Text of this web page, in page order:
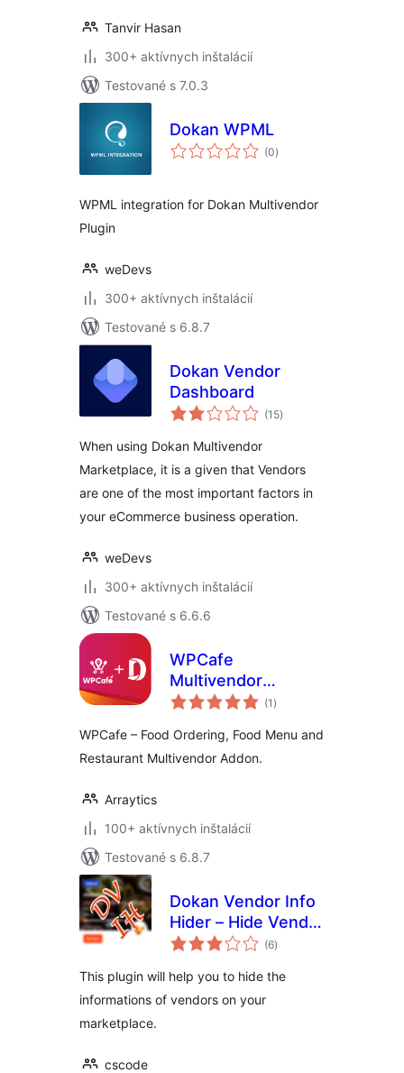
Tanvir Hasan
300+ aktívnych inštalácií
Testované s 7.0.3
Dokan WPML
(0celkové
hodnotenie
)
WPML integration for Dokan Multivendor
Plugin
weDevs
300+ aktívnych inštalácií
Testované s 6.8.7
Dokan Vendor
Dashboard
(15celkové
hodnotenie
)
When using Dokan Multivendor
Marketplace, it is a given that Vendors
are one of the most important factors in
your eCommerce business operation.
weDevs
300+ aktívnych inštalácií
Testované s 6.6.6
WPCafe
Multivendor
Restaurant Addon
(1 celkové
hodnotenie
)
WPCafe – Food Ordering, Food Menu and
Restaurant Multivendor Addon.
Arraytics
100+ aktívnych inštalácií
Testované s 6.8.7
Dokan Vendor Info
Hider – Hide Vendor
info from Store-list
(6celkové
hodnotenie
)
This plugin will help you to hide the
informations of vendors on your
marketplace.
cscode